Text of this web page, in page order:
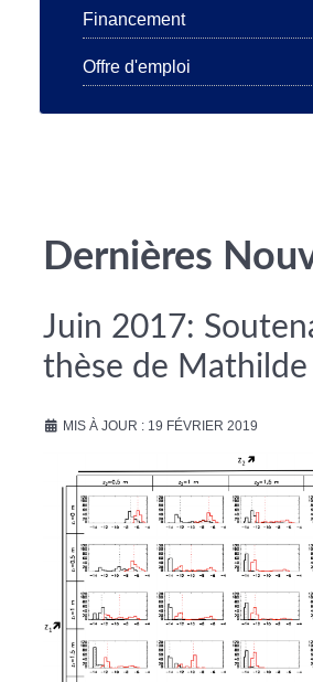
Financement
Offre d'emploi
Dernières
Juin 2017:
thèse de Mathilde
MIS À JOUR : 19 FÉVRIER 2019